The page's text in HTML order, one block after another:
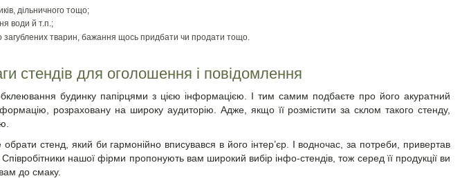
дільничного тощо;
води й т.п.;
загублених тварин, бажання щось придбати чи продати тощо.
стендів для оголошення і повідомлення
будинку папірцями з цією інформацією. І тим самим подбаєте про його акуратний
розраховану на широку аудиторію. Адже, якщо її розмістити за склом такого стенду,
стенд, який би гармонійно вписувався в його інтер’єр. І водночас, за потреби, привертав
нашої фірми пропонують вам широкий вибір інфо-стендів, тож серед її продукції ви
до смаку.